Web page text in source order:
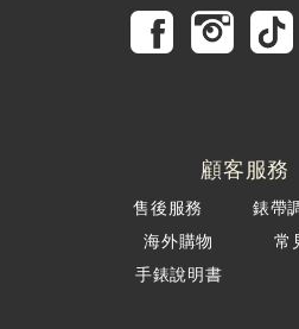
顧客服務
售後服務 錶帶
海外購物常
手錶說明